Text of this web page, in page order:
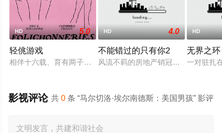
HD 5.0
轻佻游戏
相伴十六载、育有两子的弗朗索瓦与朱莉陷入灵肉疏离。为探
HD 4.0
不能错过的只有你2
风流不羁的房地产销冠江来（吴翊歌
HD
无界之环
一对驻扎
共0 条 “马尔切洛·埃尔南德斯：美国男孩” 影评
影视评论